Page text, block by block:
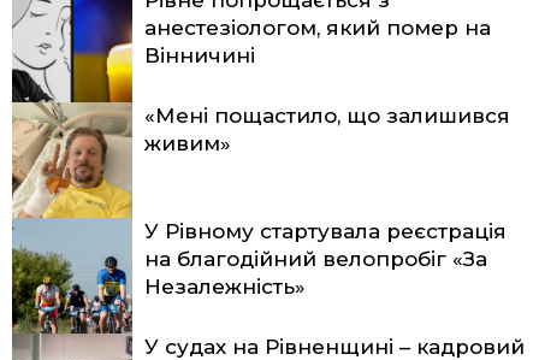
анестезіологом, який помер на
Вінничині
«Мені пощастило, що залишився
живим»
У Рівному стартувала реєстрація
на благодійний велопробіг «За
Незалежність»
У судах на Рівненщині – кадровий